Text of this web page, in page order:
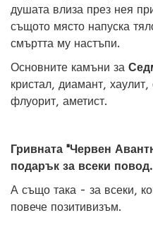
душата влиза през нея
същото място напуска
смъртта му настъпи.
Основните камъни за
кристал, диамант,
флуорит, аметист.
Гривната "Червен
подарък за всеки повод.
А също така - за всеки,
повече позитивизъм.